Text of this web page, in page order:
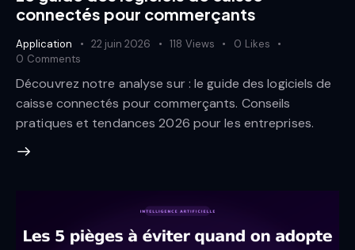
connectés pour commerçants
Application 22 juin 2026 118 Views 0 Likes
0 Comments
Découvrez notre analyse sur : le guide des logiciels de
caisse connectés pour commerçants. Conseils
pratiques et tendances 2026 pour les entreprises.